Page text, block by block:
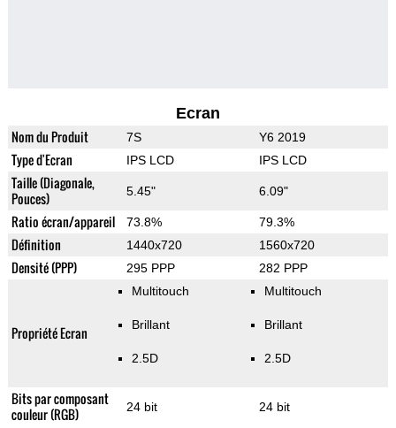
Ecran
Nom du Produit 7S Y6 2019
Type d'Ecran IPS LCD IPS LCD
Taille (Diagonale,
Pouces)
5.45" 6.09"
Ratio écran/appareil 73.8% 79.3%
Définition 1440x720 1560x720
Densité (PPP) 295 PPP 282 PPP
Propriété Ecran
Multitouch
Brillant
2.5D
Multitouch
Brillant
2.5D
Bits par composant
couleur (RGB)
24 bit 24 bit